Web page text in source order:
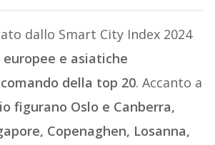
dallo Smart City Index 2024
e asiatiche
della top 20. Accanto a
figurano Oslo e Canberra,
Copenaghen, Losanna,